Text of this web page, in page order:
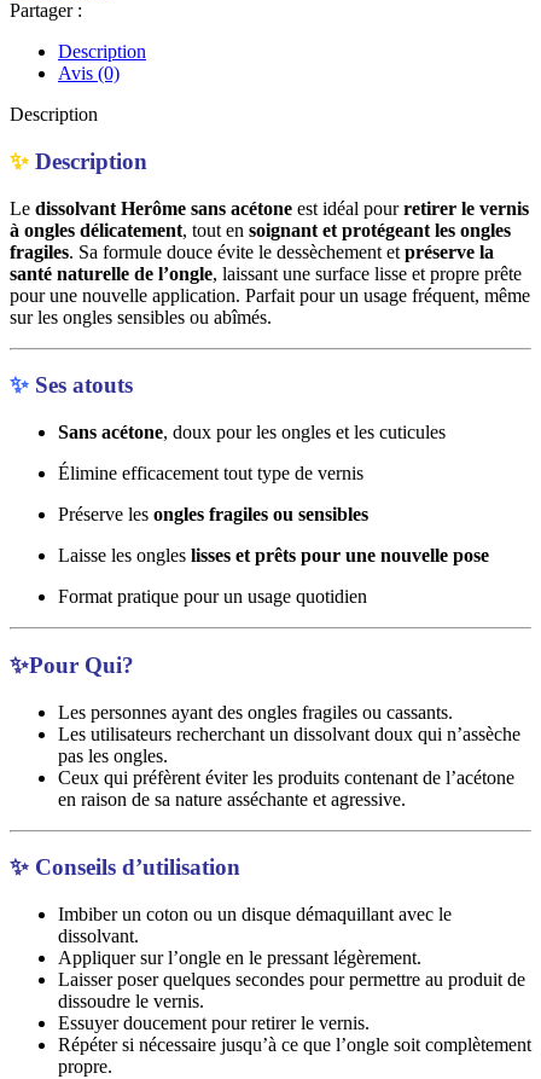
Partager :
Description
Avis (0)
Description
✨ Description
Le dissolvant Herôme sans acétone est idéal pourretirer le vernis
à ongles délicatement, tout en soignant et protégeant les ongles
fragiles. Sa formule douce évite le dessèchement et préserve la
santé naturelle de l’ongle, laissant une surface lisse et propre prête
pour une nouvelle application. Parfait pour un usage fréquent, même
sur les ongles sensibles ou abîmés.
✨ Ses atouts
Sans acétone, doux pour les ongles et les cuticules
Élimine efficacement tout type de vernis
Préserve les ongles fragiles ou sensibles
Laisse les ongles lisses et prêts pour une nouvelle pose
Format pratique pour un usage quotidien
✨Pour Qui?
Les personnes ayant des ongles fragiles ou cassants.
Les utilisateurs recherchant un dissolvant doux qui n’assèche
pas les ongles.
Ceux qui préfèrent éviter les produits contenant de l’acétone
en raison de sa nature asséchante et agressive.
✨ Conseils d’utilisation
Imbiber un coton ou un disque démaquillant avec le
dissolvant.
Appliquer sur l’ongle en le pressant légèrement.
Laisser poser quelques secondes pour permettre au produit de
dissoudre le vernis.
Essuyer doucement pour retirer le vernis.
Répéter si nécessaire jusqu’à ce que l’ongle soit complètement
propre.